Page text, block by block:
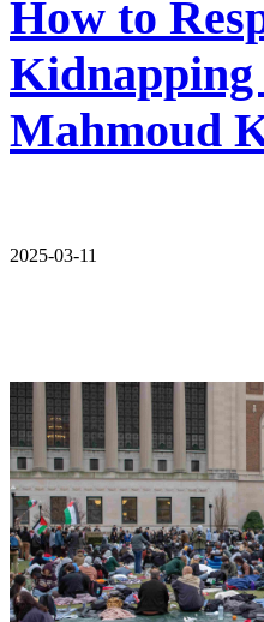
How to
Kidnapping
Mahmoud
2025-03-11